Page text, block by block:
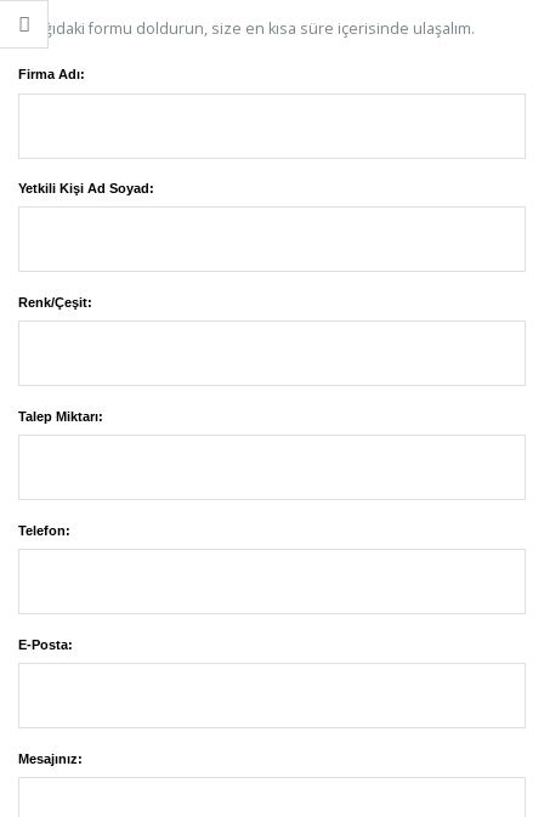
Aşağıdaki formu doldurun, size en kısa süre içerisinde ulaşalım.
Firma Adı:
Yetkili Kişi Ad Soyad:
Renk/Çeşit:
Talep Miktarı:
Telefon:
E-Posta:
Mesajınız: